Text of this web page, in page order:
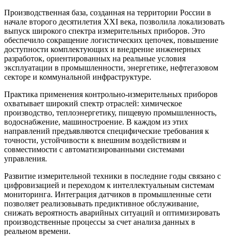
Производственная база, созданная на территории России в
начале второго десятилетия XXI века, позволила локализовать
выпуск широкого спектра измерительных приборов. Это
обеспечило сокращение логистических цепочек, повышение
доступности комплектующих и внедрение инженерных
разработок, ориентированных на реальные условия
эксплуатации в промышленности, энергетике, нефтегазовом
секторе и коммунальной инфраструктуре.
Практика применения контрольно-измерительных приборов
охватывает широкий спектр отраслей: химическое
производство, теплоэнергетику, пищевую промышленность,
водоснабжение, машиностроение. В каждом из этих
направлений предъявляются специфические требования к
точности, устойчивости к внешним воздействиям и
совместимости с автоматизированными системами
управления.
Развитие измерительной техники в последние годы связано с
цифровизацией и переходом к интеллектуальным системам
мониторинга. Интеграция датчиков в промышленные сети
позволяет реализовывать предиктивное обслуживание,
снижать вероятность аварийных ситуаций и оптимизировать
производственные процессы за счет анализа данных в
реальном времени.